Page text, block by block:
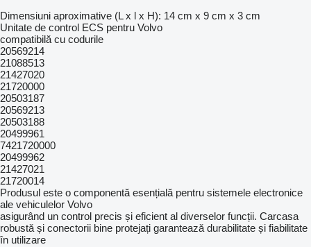
Dimensiuni aproximative (L x l x H): 14 cm x 9 cm x 3 cm
Unitate de control ECS pentru Volvo
compatibilă cu codurile
20569214
21088513
21427020
21720000
20503187
20569213
20503188
20499961
7421720000
20499962
21427021
21720014
Produsul este o componentă esențială pentru sistemele electronice
ale vehiculelor Volvo
asigurând un control precis și eficient al diverselor funcții. Carcasa
robustă și conectorii bine protejați garantează durabilitate și fiabilitate
în utilizare